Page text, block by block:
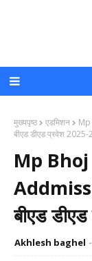
मुख्यपृष्ठ एडमिशन
बीएड डीएड प्रवेश
Mp
बीएड
Akhlesh baghel